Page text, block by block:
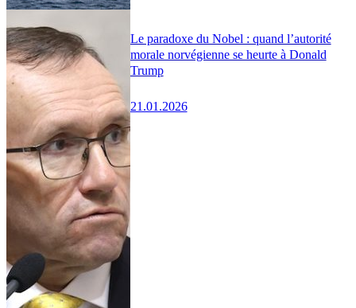
Le paradoxe du Nobel : quand l’autorité
morale norvégienne se heurte à Donald
Trump
21.01.2026